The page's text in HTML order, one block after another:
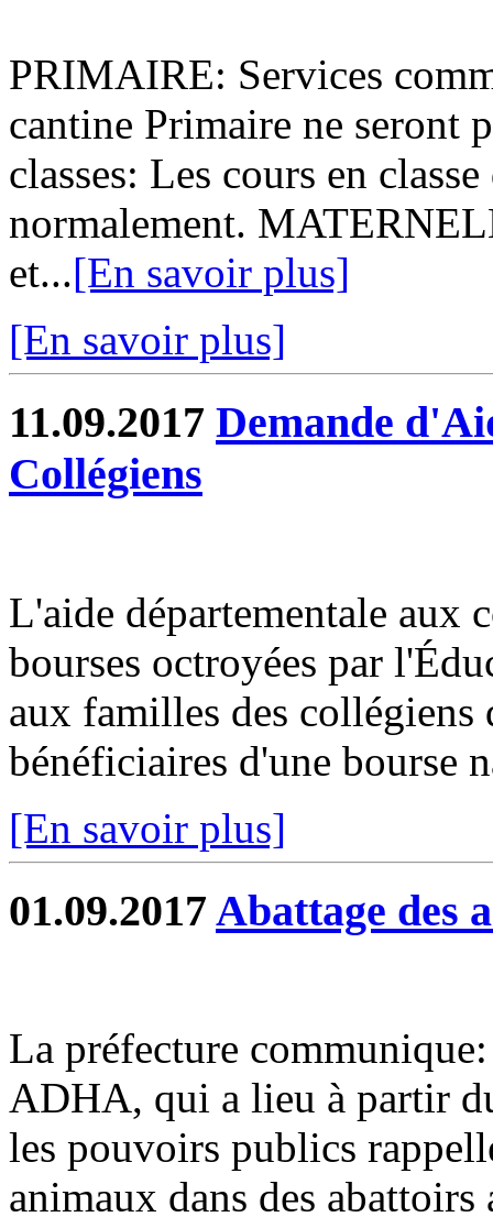
PRIMAIRE: Services
cantine Primaire ne seront
classes: Les cours en
normalement.
et...[En savoir plus]
[En savoir plus]
11.09.2017 Demande
Collégiens
L'aide départementale aux
bourses octroyées par
aux familles des
bénéficiaires d'une bourse
[En savoir plus]
01.09.2017 Abattage des
La préfecture
ADHA, qui a lieu à partir
les pouvoirs publics
animaux dans des